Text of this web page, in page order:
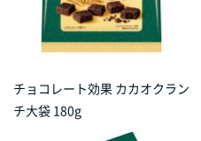
チョコレート効果 カカオクラン
チ大袋 180g